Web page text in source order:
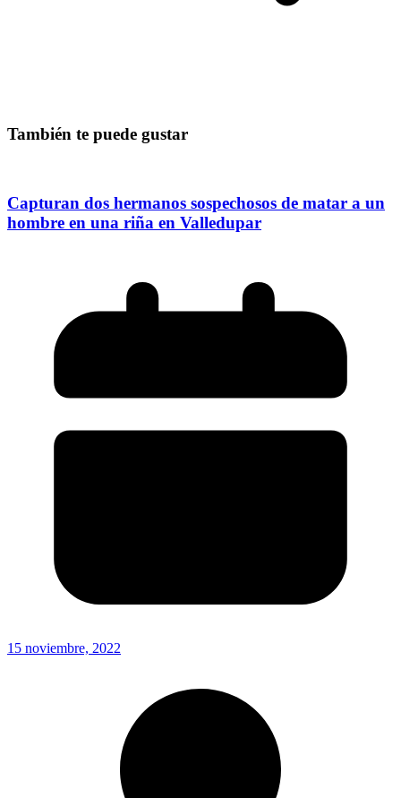
También te puede gustar
Capturan dos hermanos sospechosos de matar a un
hombre en una riña en Valledupar
15 noviembre, 2022